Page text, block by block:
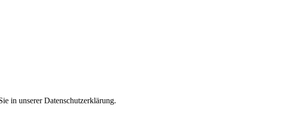
in unserer Datenschutzerklärung.